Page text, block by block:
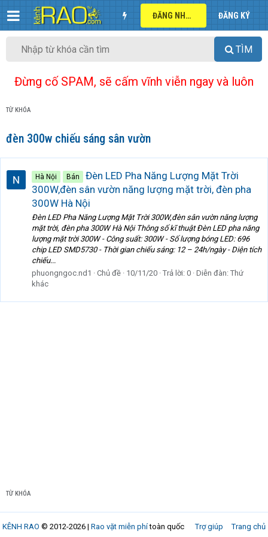
ĐĂNG NHẬP ĐĂNG KÝ
TÌM
Đừng cố SPAM, sẽ cấm vĩnh viễn ngay và luôn
TỪ KHÓA
đèn 300w chiếu sáng sân vườn
Hà Nội Bán
Đèn LED Pha Năng Lượng Mặt Trời
300W,đèn sân vườn năng lượng mặt trời, đèn pha
300W Hà Nội
Đèn LED Pha Năng Lượng Mặt Trời 300W,đèn sân vườn năng lượng
mặt trời, đèn pha 300W Hà Nội Thông số kĩ thuật Đèn LED pha năng
lượng mặt trời 300W - Công suất: 300W - Số lượng bóng LED: 696
chip LED SMD5730 - Thời gian chiếu sáng: 12 – 24h/ngày - Diện tích
chiếu...
phuongngoc.nd1
Chủ đề 10/11/20 Trả lời: 0 Diễn đàn: Thứ
khác
TỪ KHÓA
Trợ giúp Trang chủ
KÊNH RAO © 2012-2026 | Rao vặt miễn phítoàn quốc